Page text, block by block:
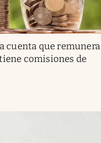
cuenta que remunera
comisiones de